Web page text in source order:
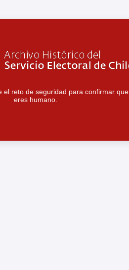
el reto de seguridad para confirmar que
eres humano.